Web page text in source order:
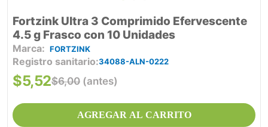
Fortzink Ultra 3 Comprimido Efervescente
4.5 g Frasco con 10 Unidades
FORTZINK
Registro sanitario 34088-ALN-0222
$6,00 (antes)
$5,52
AGREGAR AL CARRITO